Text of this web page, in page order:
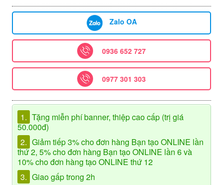
Zalo OA
0936 652 727
0977 301 303
1. Tặng miễn phí banner, thiệp cao cấp (trị giá
50.000đ)
2. Giảm tiếp 3% cho đơn hàng Bạn tạo ONLINE lần
thứ 2, 5% cho đơn hàng Bạn tạo ONLINE lần 6 và
10% cho đơn hàng tạo ONLINE thứ 12
3. Giao gấp trong 2h